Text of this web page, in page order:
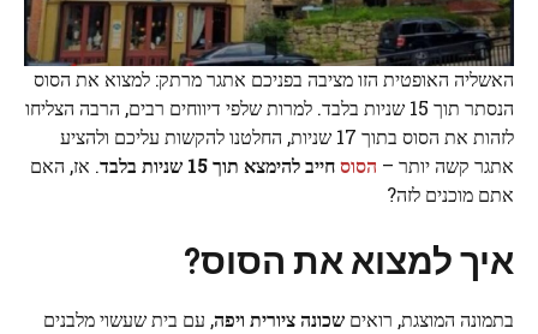
האשליה האופטית הזו מציבה בפניכם אתגר מרתק: למצוא את הסוס
הנסתר תוך 15 שניות בלבד. למרות שלפי דיווחים רבים, הרבה הצליחו
לזהות את הסוס בתוך 17 שניות, החלטנו להקשות עליכם ולהציע
אתגר קשה יותר – הסוסחייב להימצא תוך 15 שניות בלבד
. אז, האם
אתם מוכנים לזה?
איך למצוא את הסוס?
בתמונה המוצגת, רואים שכונה ציורית ויפה, עם בית שעשוי מלבנים